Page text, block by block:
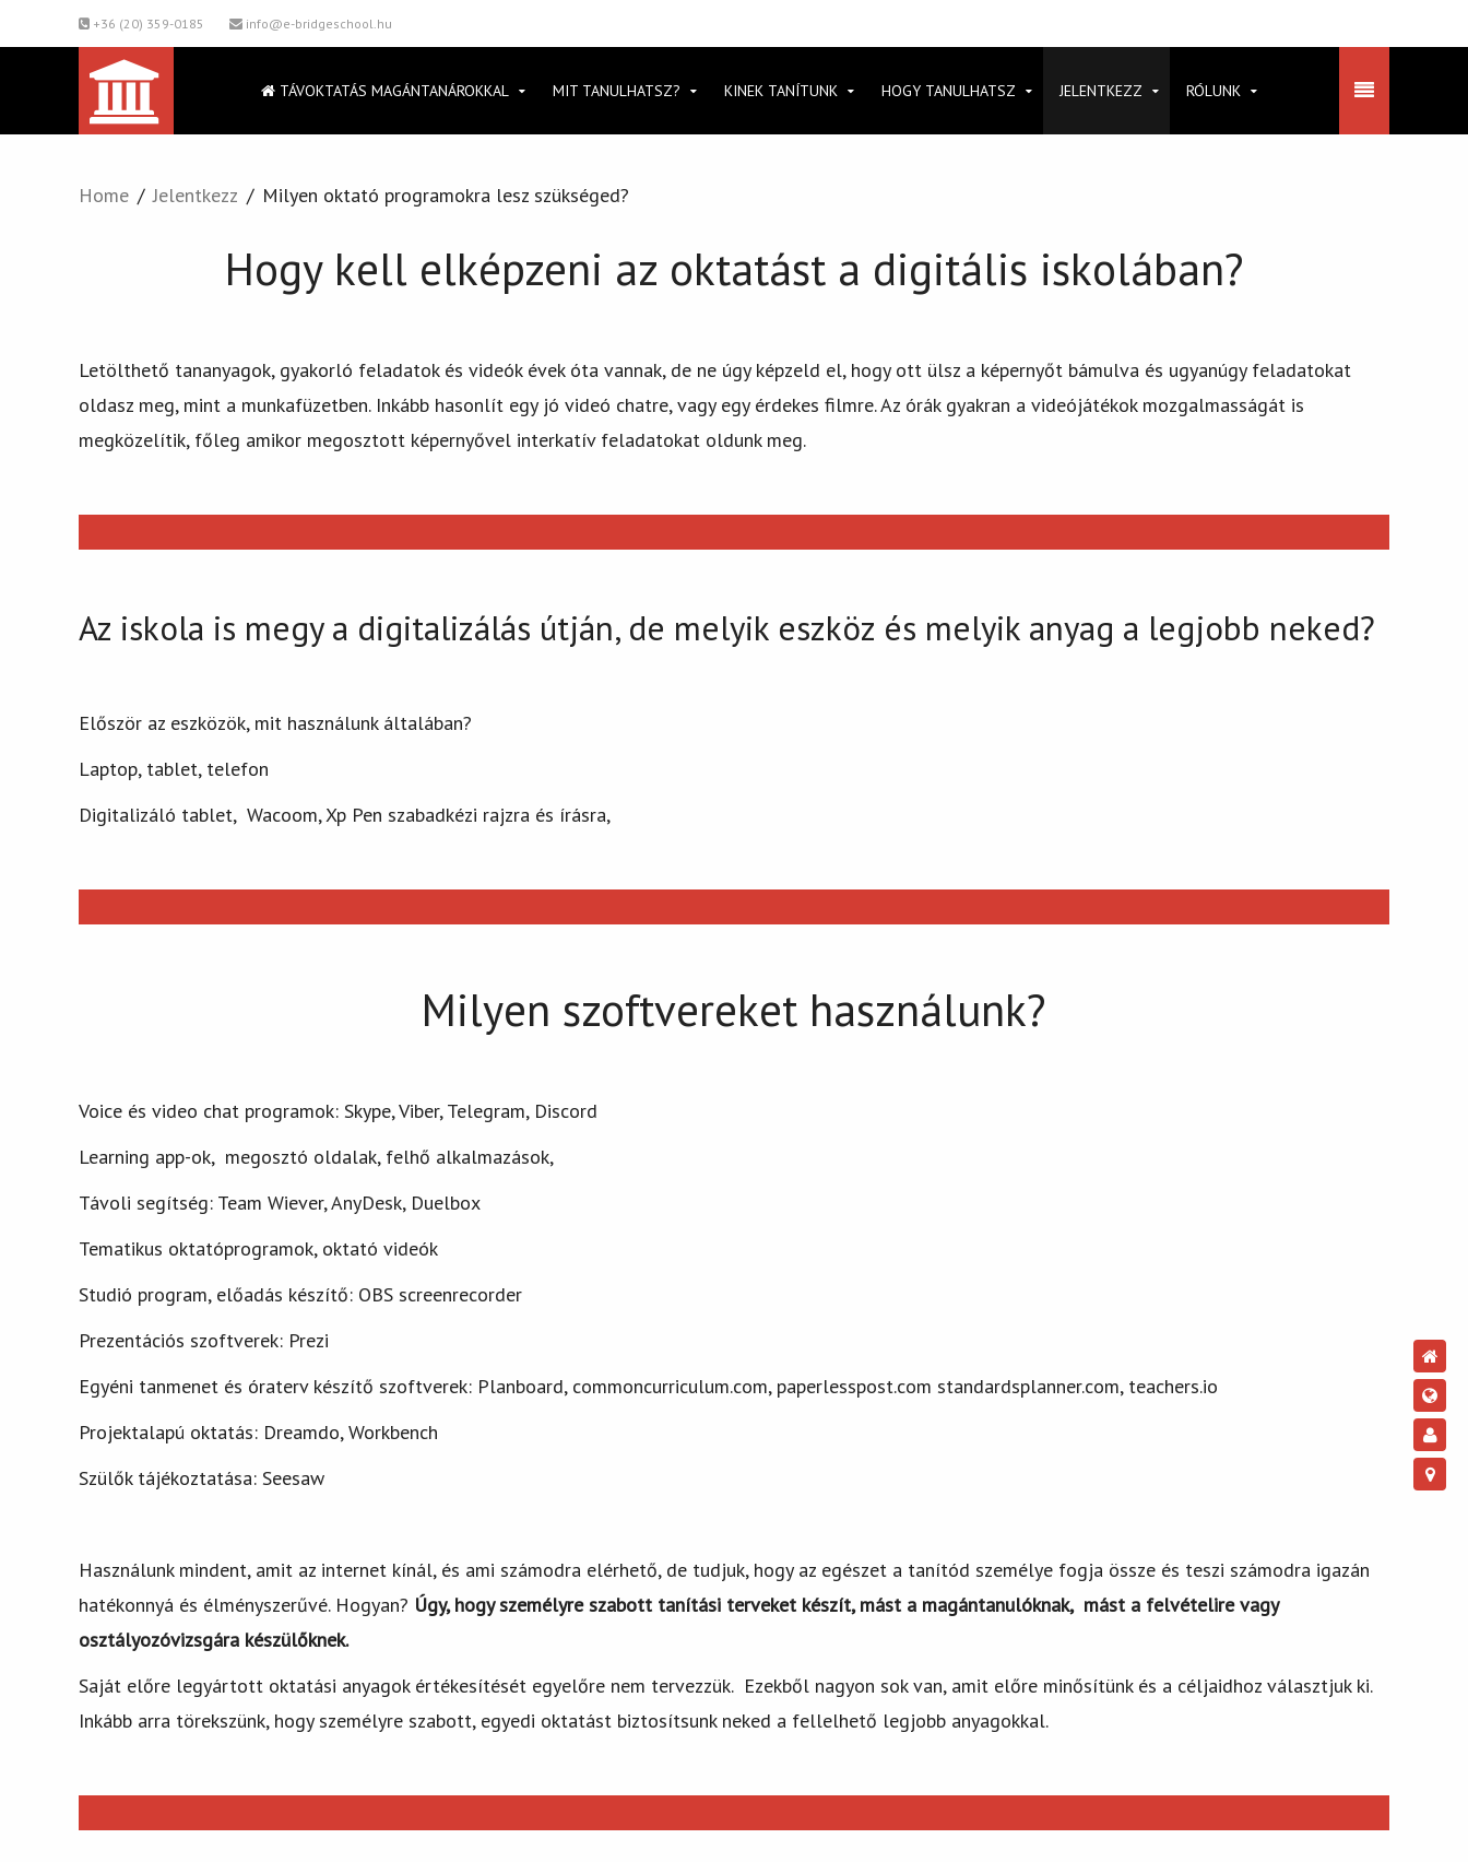
+36 (20) 359-0185 info@e-bridgeschool.hu
TÁVOKTATÁS MAGÁNTANÁROKKAL MIT TANULHATSZ? KINEK TANÍTUNK HOGY TANULHATSZ JELENTKEZZ RÓLUNK
Home Jelentkezz Milyen oktató programokra lesz szükséged?
Hogy kell elképzeni az oktatást a digitális iskolában?
Letölthető tananyagok, gyakorló feladatok és videók évek óta vannak, de ne úgy képzeld el, hogy ott ülsz a képernyőt bámulva és ugyanúgy feladatokat
oldasz meg, mint a munkafüzetben. Inkább hasonlít egy jó videó chatre, vagy egy érdekes filmre. Az órák gyakran a videójátékok mozgalmasságát is
megközelítik, főleg amikor megosztott képernyővel interkatív feladatokat oldunk meg.
Az iskola is megy a digitalizálás útján, de melyik eszköz és melyik anyag a legjobb neked?
Először az eszközök, mit használunk általában?
Laptop, tablet, telefon
Digitalizáló tablet, Wacoom, Xp Pen szabadkézi rajzra és írásra,
Milyen szoftvereket használunk?
Voice és video chat programok: Skype, Viber, Telegram, Discord
Learning app-ok, megosztó oldalak, felhő alkalmazások,
Távoli segítség: Team Wiever, AnyDesk, Duelbox
Tematikus oktatóprogramok, oktató videók
Studió program, előadás készítő: OBS screenrecorder
Prezentációs szoftverek: Prezi
Egyéni tanmenet és óraterv készítő szoftverek: Planboard, commoncurriculum.com, paperlesspost.com standardsplanner.com, teachers.io
Projektalapú oktatás: Dreamdo, Workbench
Szülők tájékoztatása: Seesaw
Használunk mindent, amit az internet kínál, és ami számodra elérhető, de tudjuk, hogy az egészet a tanítód személye fogja össze és teszi számodra igazán
hatékonnyá és élményszerűvé. Hogyan? Úgy, hogy személyre szabott tanítási terveket készít, mást a magántanulóknak, mást a felvételire vagy
osztályozóvizsgára készülőknek.
Saját előre legyártott oktatási anyagok értékesítését egyelőre nem tervezzük. Ezekből nagyon sok van, amit előre minősítünk és a céljaidhoz választjuk ki.
Inkább arra törekszünk, hogy személyre szabott, egyedi oktatást biztosítsunk neked a fellelhető legjobb anyagokkal.